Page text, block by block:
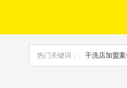
热门关键词： 干洗店加盟案